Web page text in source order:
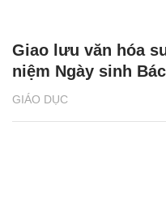
GIÁO DỤC
Giao lưu văn hóa
niệm Ngày sinh